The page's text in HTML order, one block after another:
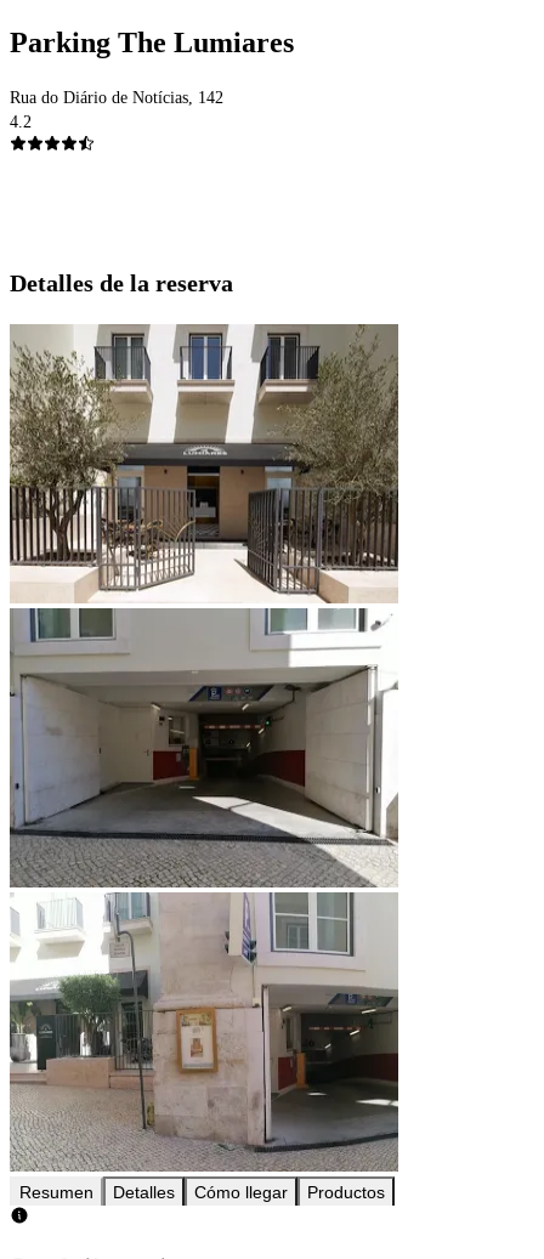
Parking The Lumiares
Rua do Diário de Notícias, 142
4.2
Detalles de la reserva
Resumen Detalles Cómo llegar Productos